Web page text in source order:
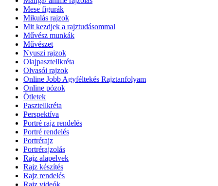
Mese figurák
Mikulás rajzok
Mit kezdjek a rajztudásommal
Művész munkák
Művészet
Nyuszi rajzok
Olajpasztellkréta
Olvasói rajzok
Online Jobb Agyféltekés Rajztanfolyam
Online pózok
Ötletek
Pasztellkréta
Perspektíva
Portré rajz rendelés
Portré rendelés
Portrérajz
Portrérajzolás
Rajz alapelvek
Rajz készítés
Rajz rendelés
Rajz videók